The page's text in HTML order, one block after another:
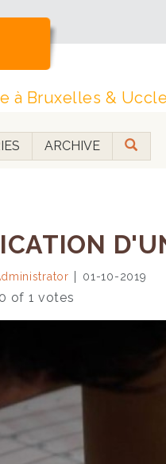
à Bruxelles &
ARCHIVE
01-10-2019
of 1 votes